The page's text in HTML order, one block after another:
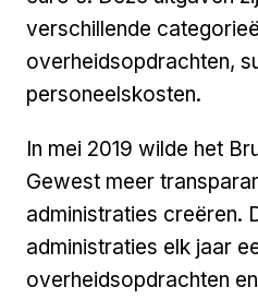
verschillende
overheidsopdrachten,
personeelskosten.
In mei 2019 wilde het
Gewest meer
administraties creëren.
administraties elk jaar
overheidsopdrachten